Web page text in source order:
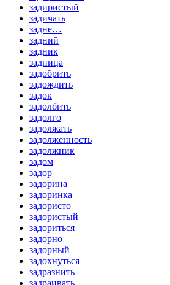
задиристый
задичать
задне…
задний
задник
задница
задобрить
задождить
задок
задолбить
задолго
задолжать
задолженность
задолжник
задом
задор
задорина
задоринка
задористо
задористый
задориться
задорно
задорный
задохнуться
задразнить
задраивать